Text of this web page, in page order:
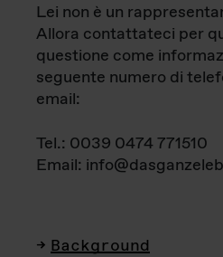
Lei non è un
Allora contattateci per
questione come
seguente numero di
email:
Tel.: 0039 0474 771510
Email:
Background